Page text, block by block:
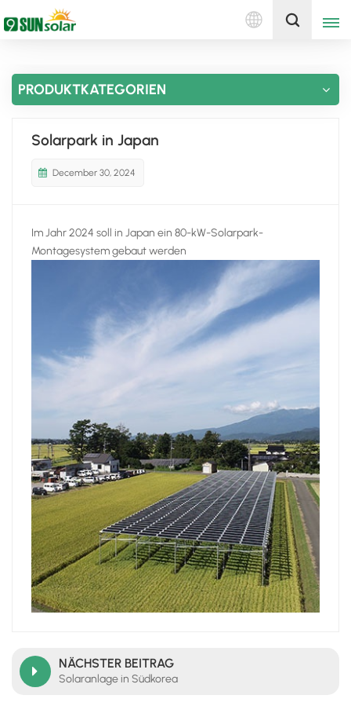
Deutsch
español
português
Nederlands
العربية
日本語
Holen Sie sich ein Angebot
PRODUKTKATEGORIEN
Solarpark in Japan
December 30, 2024
Im Jahr 2024 soll in Japan ein 80-kW-Solarpark-
Montagesystem gebaut werden
NÄCHSTER BEITRAG
Solaranlage in Südkorea